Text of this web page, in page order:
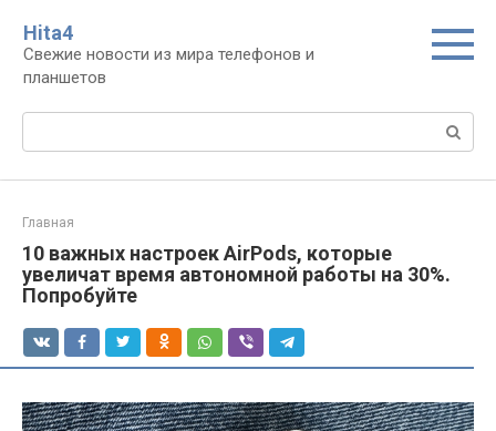
контенту
Нita4
Свежие новости из мира телефонов и
планшетов
Поиск:
Главная
10 важных настроек AirPods, которые
увеличат время автономной работы на 30%.
Попробуйте